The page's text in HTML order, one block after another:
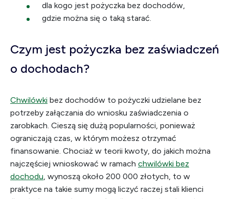
dla kogo jest pożyczka bez dochodów,
gdzie można się o taką starać.
Czym jest pożyczka bez zaświadczeń
o dochodach?
Chwilówki bez dochodów to pożyczki udzielane bez
potrzeby załączania do wniosku zaświadczenia o
zarobkach. Cieszą się dużą popularności, ponieważ
ograniczają czas, w którym możesz otrzymać
finansowanie. Chociaż w teorii kwoty, do jakich można
najczęściej wnioskować w ramach chwilówki bez
dochodu, wynoszą około 200 000 złotych, to w
praktyce na takie sumy mogą liczyć raczej stali klienci